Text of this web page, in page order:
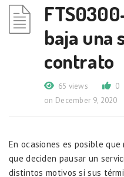
baja una
contrato
65 views 0
on December 9, 2020
En ocasiones es posible
que deciden pausar un
distintos motivos si sus